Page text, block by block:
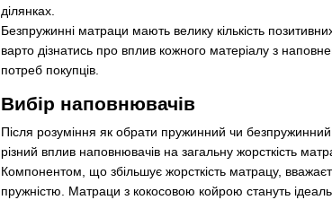
ділянках.
Безпружинні матраци мають велику кількість
варто дізнатись про вплив кожного матеріалу з
потреб покупців.
Вибір наповнювачів
Після розуміння як обрати пружинний чи
різний вплив наповнювачів на загальну жорсткість
Компонентом, що збільшує жорсткість матрацу,
пружністю. Матраци з кокосовою койрою стануть